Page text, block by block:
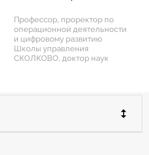
Профессор, проректор по
операционной деятельности
и цифровому развитию
Школы управления
СКОЛКОВО, доктор наук